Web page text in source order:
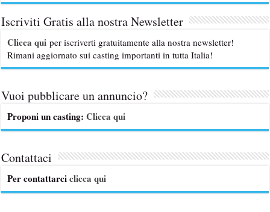
Iscriviti Gratis alla nostra Newsletter
Clicca qui per iscriverti gratuitamente alla nostra newsletter!
Rimani aggiornato sui casting importanti in tutta Italia!
Vuoi pubblicare un annuncio?
Proponi un casting:Clicca qui
Contattaci
Per contattarciclicca qui